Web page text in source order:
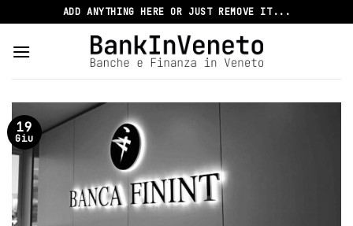
to
content
ADD ANYTHING HERE OR JUST REMOVE IT...
19
Giu